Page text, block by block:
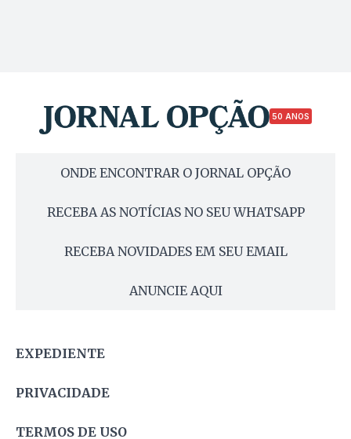
50 ANOS
ONDE ENCONTRAR O JORNAL OPÇÃO
RECEBA AS NOTÍCIAS NO SEU WHATSAPP
RECEBA NOVIDADES EM SEU EMAIL
ANUNCIE AQUI
EXPEDIENTE
PRIVACIDADE
TERMOS DE USO